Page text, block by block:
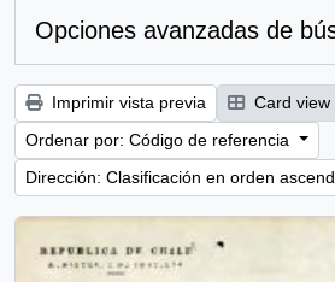
Opciones avanzadas de
Imprimir vista previa Card view
Ordenar por: Código de referencia
Dirección: Clasificación en orden